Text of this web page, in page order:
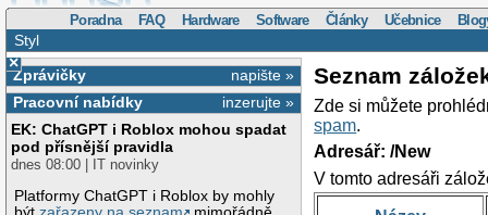
Poradna FAQ Hardware Software Články Učebnice
Styl
×
napište »
Zprávičky
inzerujte »
Pracovní nabídky
EK: ChatGPT i Roblox mohou spadat
pod přísnější pravidla
dnes 08:00 | IT novinky
Platformy ChatGPT i Roblox by mohly
Seznam
Zde si můžete
spam.
Adresář: /New
V tomto adresáři